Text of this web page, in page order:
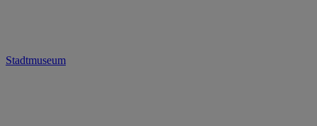
Stadtmuseum